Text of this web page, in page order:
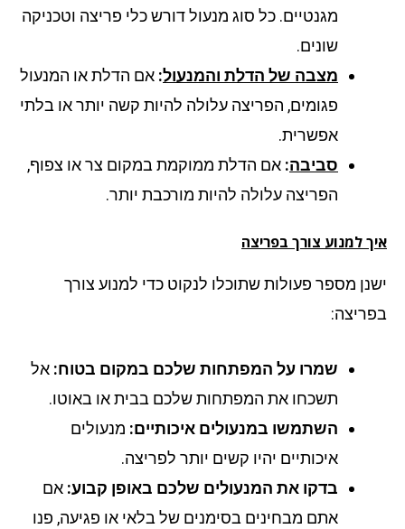
מגנטיים. כל סוג מנעול דורש כלי פריצה וטכניקה
שונים.
מצבה של הדלת והמנעול:אם הדלת או המנעול
פגומים, הפריצה עלולה להיות קשה יותר או בלתי
אפשרית.
סביבה:אם הדלת ממוקמת במקום צר או צפוף,
הפריצה עלולה להיות מורכבת יותר.
למנוע צורך בפריצה
מספר פעולות שתוכלו לנקוט כדי למנוע צורך
שמרו על המפתחות שלכם במקום בטוח:אל
תשכחו את המפתחות שלכם בבית או באוטו.
השתמשו במנעולים איכותיים:מנעולים
איכותיים יהיו קשים יותר לפריצה.
בדקו את המנעולים שלכם באופן קבוע:אם
אתם מבחינים בסימנים של בלאי או פגיעה, פנו